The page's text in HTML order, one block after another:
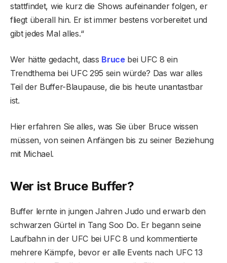
stattfindet, wie kurz die Shows aufeinander folgen, er
fliegt überall hin. Er ist immer bestens vorbereitet und
gibt jedes Mal alles.“
Wer hätte gedacht, dass Brucebei UFC 8 ein
Trendthema bei UFC 295 sein würde? Das war alles
Teil der Buffer-Blaupause, die bis heute unantastbar
ist.
Hier erfahren Sie alles, was Sie über Bruce wissen
müssen, von seinen Anfängen bis zu seiner Beziehung
mit Michael.
Wer ist Bruce Buffer?
Buffer lernte in jungen Jahren Judo und erwarb den
schwarzen Gürtel in Tang Soo Do. Er begann seine
Laufbahn in der UFC bei UFC 8 und kommentierte
mehrere Kämpfe, bevor er alle Events nach UFC 13